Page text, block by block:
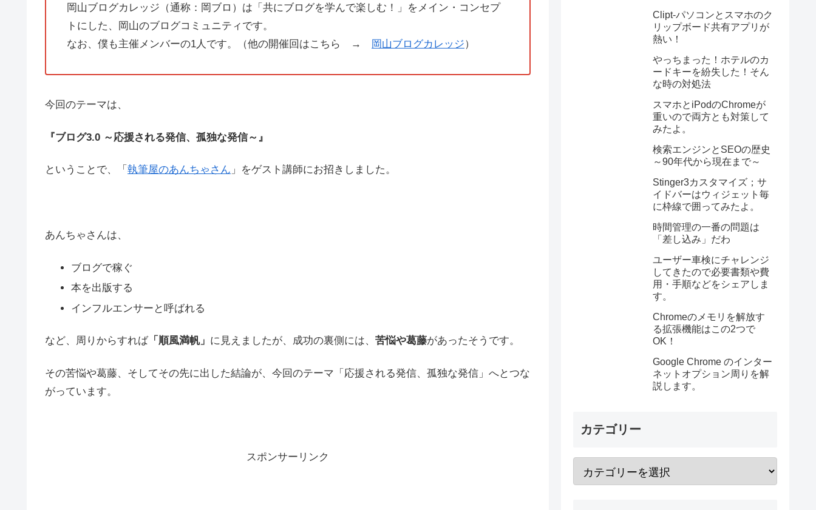
岡山ブログカレッジ（通称：岡ブロ）は「共にブログを学んで楽しむ！」をメイン・コンセプ
トにした、岡山のブログコミュニティです。
なお、僕も主催メンバーの1人です。（他の開催回はこちら →
岡山ブログカレッジ）
今回のテーマは、
『ブログ3.0 ～応援される発信、孤独な発信～ 』
ということで、「 執筆屋のあんちゃさん 」をゲスト講師にお招きしました。
あんちゃさんは、
ブログで稼ぐ
本を出版する
インフルエンサーと呼ばれる
など、周りからすれば「順風満帆」 に見えましたが、成功の裏側には、 苦悩や葛藤があったそうです。
その苦悩や葛藤、そしてその先に出した結論が、今回のテーマ「応援される発信、孤独な発信」へとつな
がっています。
スポンサーリンク
Clipt-パソコンとスマホのク
リップボード共有アプリが
熱い！
やっちまった！ホテルのカ
ードキーを紛失した！そん
な時の対処法
スマホとiPodのChromeが
重いので両方とも対策して
みたよ。
検索エンジンとSEOの歴史
～90年代から現在まで～
Stinger3カスタマイズ；サ
イドバーはウィジェット毎
に枠線で囲ってみたよ。
時間管理の一番の問題は
「差し込み」だわ
ユーザー車検にチャレンジ
してきたので必要書類や費
用・手順などをシェアしま
す。
Chromeのメモリを解放す
る拡張機能はこの2つで
OK！
Google Chrome のインター
ネットオプション周りを解
説します。
カテゴリー